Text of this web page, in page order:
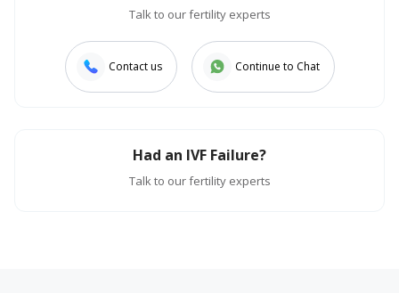
Talk to our fertility experts
Contact us Continue to Chat
Had an IVF Failure?
Talk to our fertility experts